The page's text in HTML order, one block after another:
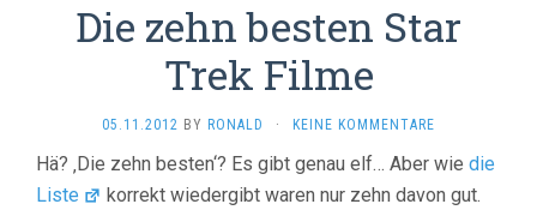
Die zehn besten Star
Trek Filme
05.11.2012 BY RONALD · KEINE KOMMENTARE
Hä? ‚Die zehn besten‘? Es gibt genau elf… Aber wie die
Liste
korrekt wiedergibt waren nur zehn davon gut.